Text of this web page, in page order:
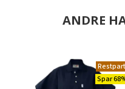
ANDRE
Spar